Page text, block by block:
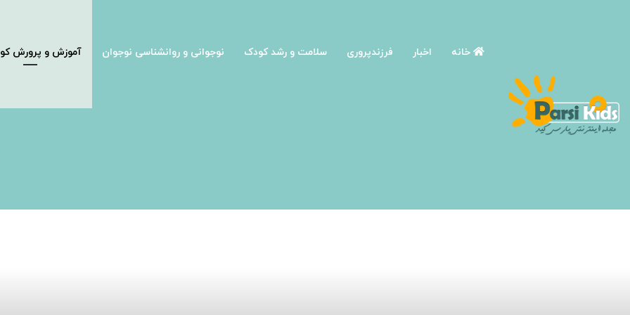
خانه اخبار فرزندپروری سلامت و رشد کودک نوجوانی و روانشناسی نوجوان آموزش و پرورش